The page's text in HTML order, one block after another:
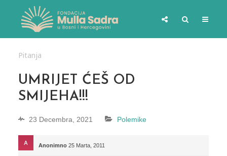
Pitanja
UMRIJET ĆEŠ OD
SMIJEHA!!!
23 Decembra, 2021 Polemike
Anonimno 25 Marta, 2011